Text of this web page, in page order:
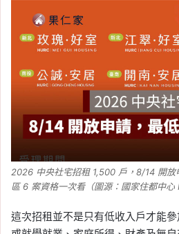
2026 中央社宅招租 1,500 戶，8/14 開
區 6 案資格一次看（圖源：國家住都中心
這次招租並不是只有低收入戶才能